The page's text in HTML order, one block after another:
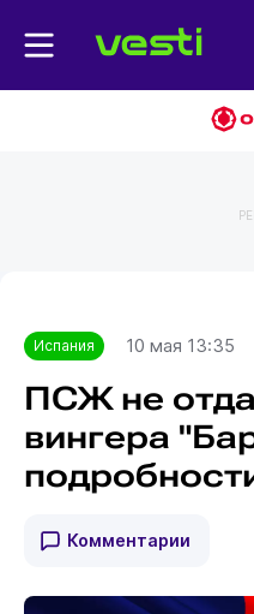
Испания 10 мая 13:35
ПСЖ не
вингера
Комментарии